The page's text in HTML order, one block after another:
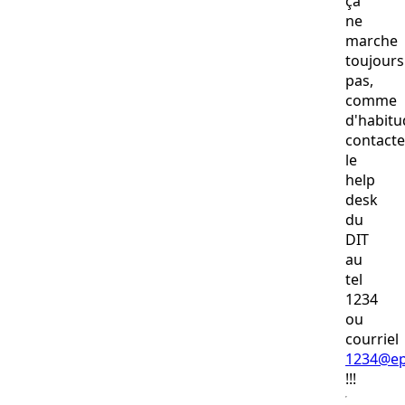
ne
marche
toujours
pas,
comme
le
help
desk
du
DIT
au
tel
1234
ou
courriel
!!!